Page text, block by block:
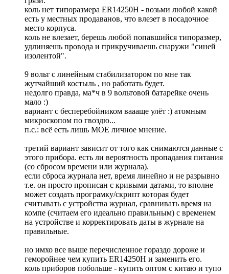
коль нет типоразмера ER14250H - возьми любой какой
есть у местных продаванов, что влезет в посадочное
место корпуса.
коль не влезает, берешь любой попавшийся типоразмер,
удлиняешь провода и прикручиваешь снаружи "синей
изолентой".
9 вольт с линейным стабилизатором по мне так
жутчайший костыль , но работать будет.
недолго правда, ма*ч в 9 вольтовой батарейке очень
мало :)
вариант с бесперебойником ваааще улёт :) атомным
микроскопом по гвоздю...
п.с.: всё есть лишь МОЕ личное мнение.
третий вариант зависит от того как снимаются данные с
этого прибора. есть ли вероятность пропадания питания
(со сбросом времени или журнала).
если сброса журнала нет, время линейно и не разрывно
т.е. он просто прописан с кривыми датами, то вполне
может создать програмку/скрипт которая будет
считывать с устройства журнал, сравнивать время на
компе (считаем его идеально правильным) с временем
на устройстве и корректировать даты в журнале на
правильные.
но имхо все выше перечисленное гораздо дороже и
геморойнее чем купить ER14250H и заменить его.
коль приборов побольше - купить оптом с китаю и тупо